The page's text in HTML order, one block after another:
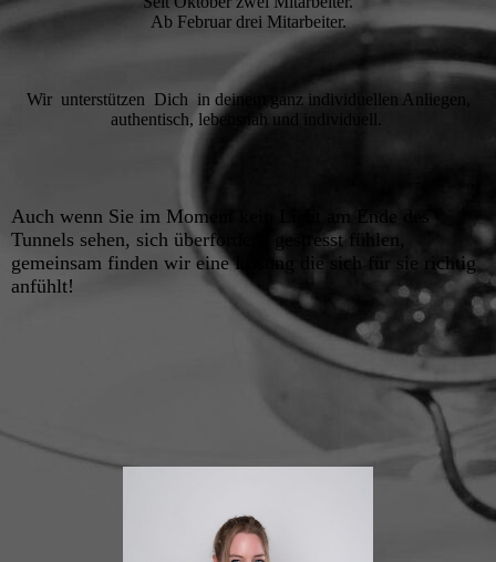
Ab Februar drei Mitarbeiter.
Wir unterstützen Dich in deinem ganz individuellen Anliegen,
authentisch, lebensnah und individuell.
Auch wenn Sie im Moment kein Licht am Ende des
Tunnels sehen, sich überfordert, gestresst fühlen,
gemeinsam finden wir eine Lösung die sich für sie richtig
anfühlt!